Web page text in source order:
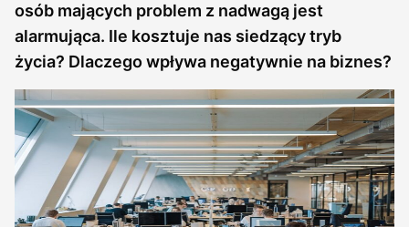
osób mających problem z nadwagą jest
alarmująca. Ile kosztuje nas siedzący tryb
życia? Dlaczego wpływa negatywnie na biznes?